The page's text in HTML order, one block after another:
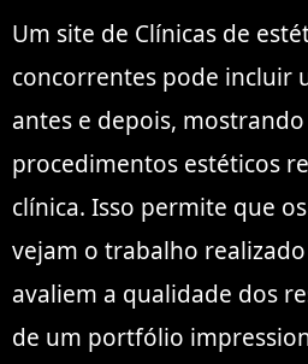
Um site de Clínicas de
concorrentes pode incluir
antes e depois,
procedimentos estéticos
clínica. Isso permite que
vejam o trabalho
avaliem a qualidade dos
de um portfólio